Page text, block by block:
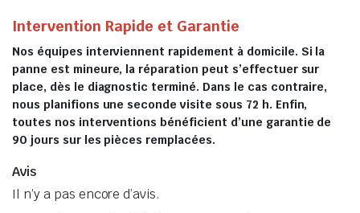
Intervention Rapide et Garantie
Nos équipes interviennent rapidement à domicile. Si la
panne est mineure, la réparation peut s’effectuer sur
place, dès le diagnostic terminé. Dans le cas contraire,
nous planifions une seconde visite sous 72 h. Enfin,
toutes nos interventions bénéficient d’une garantie de
90 jours sur les pièces remplacées.
Avis
Il n’y a pas encore d’avis.